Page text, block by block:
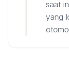
saat
yang